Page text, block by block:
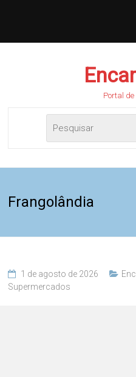
Portal de
Frangolândia
1 de agosto de 2026
Supermercados